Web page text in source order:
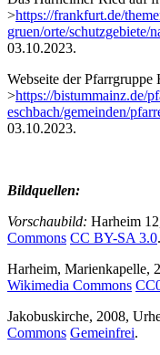
>https://frankfurt.de/
gruen/orte/schutzgebiete/
03.10.2023.
Webseite der Pfarrgruppe
>https://bistummainz.de/
eschbach/gemeinden/
03.10.2023.
Bildquellen:
Vorschaubild: Harheim
Commons CC BY-SA 3.0.
Harheim, Marienkapelle,
Wikimedia Commons
Jakobuskirche, 2008,
Commons Gemeinfrei.